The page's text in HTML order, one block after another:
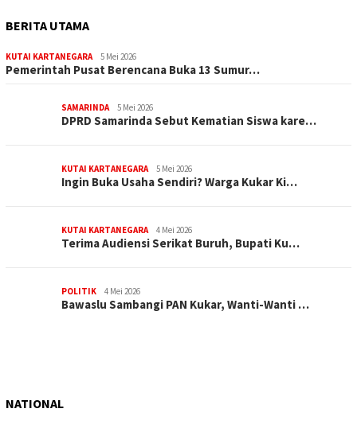
BERITA UTAMA
KUTAI KARTANEGARA 5 Mei 2026
Pemerintah Pusat Berencana Buka 13 Sumur…
SAMARINDA 5 Mei 2026
DPRD Samarinda Sebut Kematian Siswa kare…
KUTAI KARTANEGARA 5 Mei 2026
Ingin Buka Usaha Sendiri? Warga Kukar Ki…
KUTAI KARTANEGARA 4 Mei 2026
Terima Audiensi Serikat Buruh, Bupati Ku…
POLITIK 4 Mei 2026
Bawaslu Sambangi PAN Kukar, Wanti-Wanti …
NATIONAL